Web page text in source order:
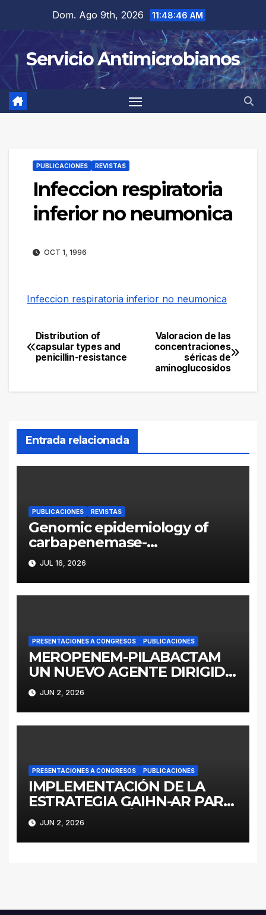
contenido
Dom. Ago 9th, 2026 11:48:46 AM
Servicio Antimicrobianos
PUBLICACIONES REVISTAS
Infeccion respiratoria
inferior no neumonica
OCT 1, 1996
Infeccion respiratoria inferior no neumonica
Navegación
de
entradas
Valoracion de las
concentraciones
séricas de
aminoglucosidos
Distribution of
capsular types and
penicillin-resistance
Entrada relacionada
PUBLICACIONES REVISTAS
Genomic epidemiology of
carbapenemase-
producing Enterobacter
cloacae complex in
Argentina: a retrospective
JUL 16, 2026
PRESENTACIONES A CONGRESOS PUBLICACIONES
MEROPENEM-PILABACTAM
UN NUEVO AGENTE DIRIGIDO
A ENTEROBACTERALES
PRODUCTORES DE
SERINOCARBAPENEMASAS
JUN 2, 2026
PRESENTACIONES A CONGRESOS PUBLICACIONES
IMPLEMENTACIÓN DE LA
ESTRATEGIA GAIHN-AR PARA
LA CONTENCIÓN DE
ENTEROBACTERALES
PRODUCTORES DE
ARGENTINA
JUN 2, 2026